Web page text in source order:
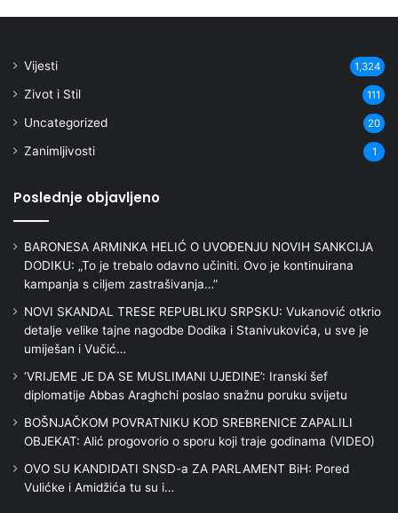
Vijesti 1,324
Zivot i Stil 111
Uncategorized 20
Zanimljivosti 1
Poslednje objavljeno
BARONESA ARMINKA HELIĆ O UVOĐENJU NOVIH SANKCIJA
DODIKU: „To je trebalo odavno učiniti. Ovo je kontinuirana
kampanja s ciljem zastrašivanja…”
NOVI SKANDAL TRESE REPUBLIKU SRPSKU: Vukanović otkrio
detalje velike tajne nagodbe Dodika i Stanivukovića, u sve je
umiješan i Vučić…
‘VRIJEME JE DA SE MUSLIMANI UJEDINE’: Iranski šef
diplomatije Abbas Araghchi poslao snažnu poruku svijetu
BOŠNJAČKOM POVRATNIKU KOD SREBRENICE ZAPALILI
OBJEKAT: Alić progovorio o sporu koji traje godinama (VIDEO)
OVO SU KANDIDATI SNSD-a ZA PARLAMENT BiH: Pored
Vulićke i Amidžića tu su i…